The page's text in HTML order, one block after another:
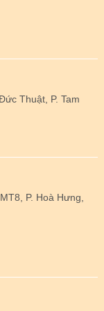
Thuật, P. Tam
P. Hoà Hưng,